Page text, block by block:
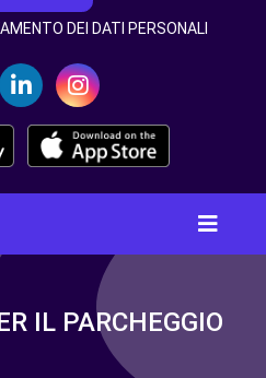
DEI DATI PERSONALI
IL PARCHEGGIO